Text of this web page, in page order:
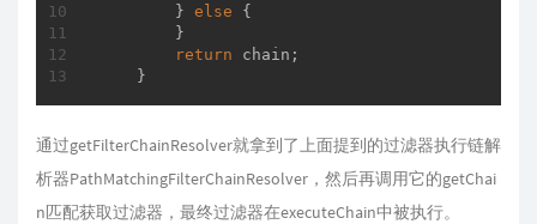
        }
else {
        }
return chain;
    }
通过getFilterChainResolver就拿到了上面提到的过滤器执行链解
析器PathMatchingFilterChainResolver，然后再调用它的getChai
n匹配获取过滤器，最终过滤器在executeChain中被执行。